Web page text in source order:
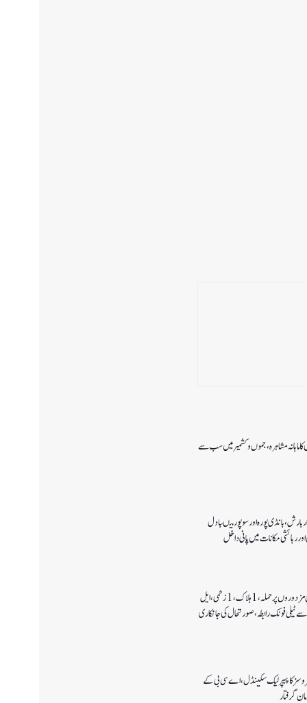
ماہانہ مشاہرہ، جموں و کشمیر میں سب سے
پورہ اور سوپور میںبادل
رہائشی مکانات میں پانی داخل
کولگام میں غیر مقامی مزدوروں پر حملہ،1ہلاک،1زخمی،ایل
ٹیلی فونک رابطہ، صورتحال کی جانکاری
کا پیپر لیک سکینڈل،اے سی بی کے